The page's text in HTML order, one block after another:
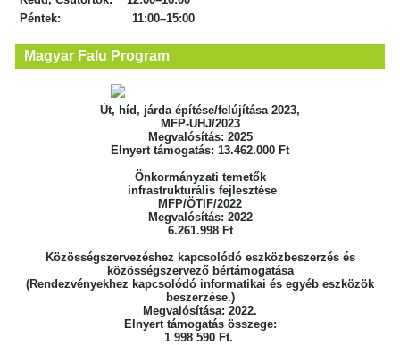
Péntek: 11:00–15:00
Magyar Falu Program
Út, híd, járda építése/felújítása 2023,
MFP-UHJ/2023
Megvalósítás: 2025
Elnyert támogatás: 13.462.000 Ft
Önkormányzati temetők
infrastrukturális fejlesztése
MFP/ÖTIF/2022
Megvalósítás: 2022
6.261.998 Ft
Közösségszervezéshez kapcsolódó eszközbeszerzés és
közösségszervező bértámogatása
(Rendezvényekhez kapcsolódó informatikai és egyéb eszközök
beszerzése.)
Megvalósítása: 2022.
Elnyert támogatás összege:
1 998 590 Ft.